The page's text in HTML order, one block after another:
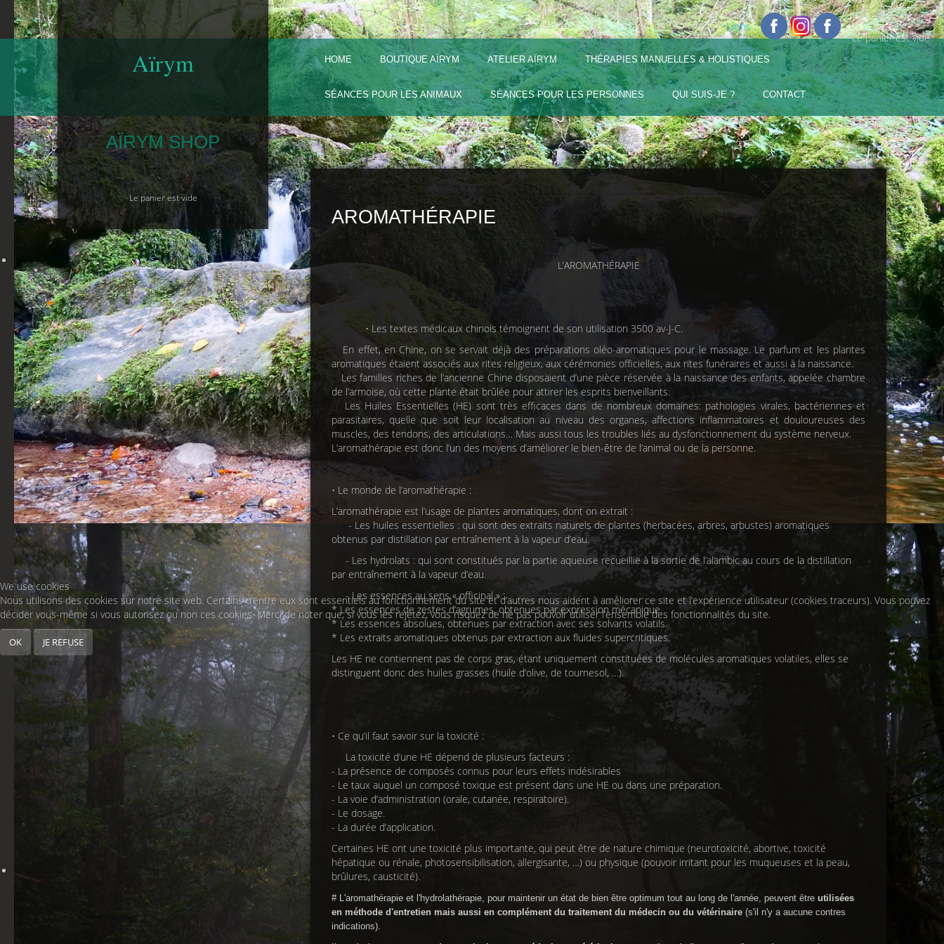
Aïrym
AÏRYM SHOP
Le panier est vide
Liens :
Le panier est vide
HOME BOUTIQUE AÏRYM ATELIER AÏRYM THÉRAPIES MANUELLES & HOLISTIQUES
SÉANCES POUR LES ANIMAUX SÉANCES POUR LES PERSONNES QUI SUIS-JE ? CONTACT
AROMATHÉRAPIE
L’AROMATHÉRAPIE
• Les textes médicaux chinois témoignent de son utilisation 3500 av-J-C.
En effet, en Chine, on se servait déjà des préparations oléo-aromatiques pour le massage. Le parfum et les plantes
aromatiques étaient associés aux rites religieux, aux cérémonies officielles, aux rites funéraires et aussi à la naissance.
Les familles riches de l’ancienne Chine disposaient d’une pièce réservée à la naissance des enfants, appelée chambre
de l’armoise, où cette plante était brûlée pour attirer les esprits bienveillants.
Les Huiles Essentielles (HE) sont très efficaces dans de nombreux domaines: pathologies virales, bactériennes et
parasitaires, quelle que soit leur localisation au niveau des organes, affections inflammatoires et douloureuses des
muscles, des tendons, des articulations… Mais aussi tous les troubles liés au dysfonctionnement du système nerveux.
L’aromathérapie est donc l’un des moyens d’améliorer le bien-être de l’animal ou de la personne.
• Le monde de l’aromathérapie :
L’aromathérapie est l’usage de plantes aromatiques, dont on extrait :
- Les huiles essentielles : qui sont des extraits naturels de plantes (herbacées, arbres, arbustes) aromatiques
obtenus par distillation par entraînement à la vapeur d’eau.
- Les hydrolats : qui sont constitués par la partie aqueuse recueillie à la sortie de l’alambic au cours de la distillation
par entraînement à la vapeur d’eau.
- Les essences au sens « officinal » :
* Les essences de zestes d’agrumes, obtenues par expression mécanique.
* Les essences absolues, obtenues par extraction avec ses solvants volatils.
* Les extraits aromatiques obtenus par extraction aux fluides supercritiques.
Les HE ne contiennent pas de corps gras, étant uniquement constituées de molécules aromatiques volatiles, elles se
distinguent donc des huiles grasses (huile d’olive, de tournesol, …).
• Ce qu’il faut savoir sur la toxicité :
La toxicité d’une HE dépend de plusieurs facteurs :
- La présence de composés connus pour leurs effets indésirables
- Le taux auquel un composé toxique est présent dans une HE ou dans une préparation.
- La voie d’administration (orale, cutanée, respiratoire).
- Le dosage.
- La durée d’application.
Certaines HE ont une toxicité plus importante, qui peut être de nature chimique (neurotoxicité, abortive, toxicité
hépatique ou rénale, photosensibilisation, allergisante, …) ou physique (pouvoir irritant pour les muqueuses et la peau,
brûlures, causticité).
# L'aromathérapie et l'hydrolathérapie, pour maintenir un état de bien être optimum tout au long de l'année, peuvent être utilisées
en méthode d'entretien mais aussi en complément du traitement du médecin ou du vétérinaire (s'il n'y a aucune contres
indications).
We use cookies
Nous utilisons des cookies sur notre site web. Certains d’entre eux sont essentiels au fonctionnement du site et d’autres nous aident à améliorer ce site et l’expérience utilisateur (cookies traceurs). Vous pouvez
décider vous-même si vous autorisez ou non ces cookies. Merci de noter que, si vous les rejetez, vous risquez de ne pas pouvoir utiliser l’ensemble des fonctionnalités du site.
OK JE REFUSE